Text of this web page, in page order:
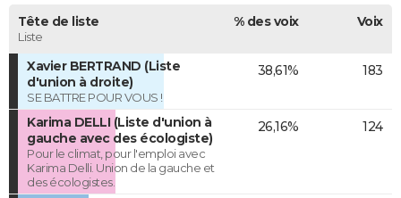
Tête de liste
Liste
% des voix Voix
Xavier BERTRAND (Liste
d'union à droite)
SE BATTRE POUR VOUS !
38,61% 183
Karima DELLI (Liste d'union à
gauche avec des écologiste)
Pour le climat, pour l'emploi avec
Karima Delli. Union de la gauche et
des écologistes.
26,16% 124